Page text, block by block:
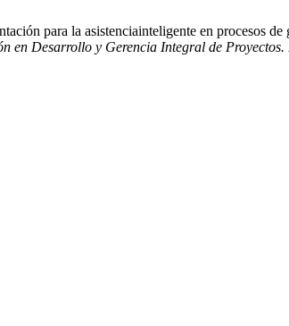
para la asistenciainteligente en procesos
en Desarrollo y Gerencia Integral de